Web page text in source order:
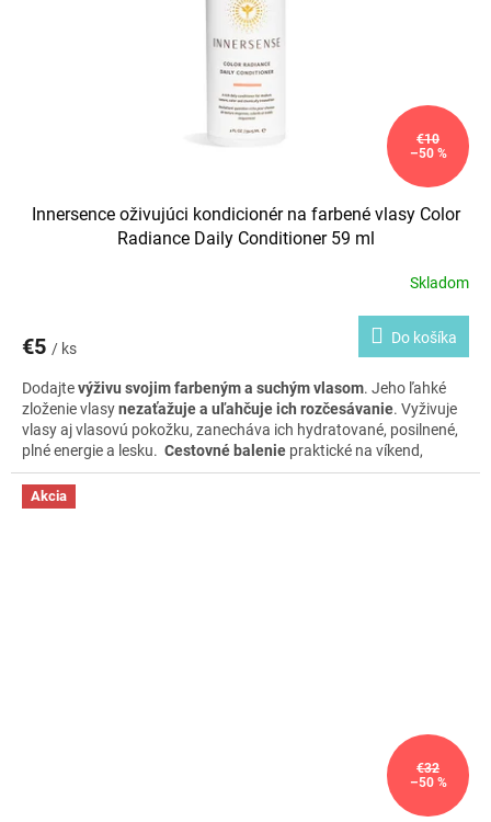
€10
–50 %
Innersence oživujúci kondicionér na farbené vlasy Color
Radiance Daily Conditioner 59 ml
Skladom
€5 / ks
Do košíka
Dodajtevýživu svojim farbeným a suchým vlasom. Jeho ľahké
zloženie vlasynezaťažuje a uľahčuje ich rozčesávanie. Vyživuje
vlasy aj vlasovú pokožku, zanecháva ich hydratované, posilnené,
plné energie a lesku. Cestovné balenie praktické na víkend,
cestovanie alebo na vyskúšanie produktu.
Akcia
€32
–50 %